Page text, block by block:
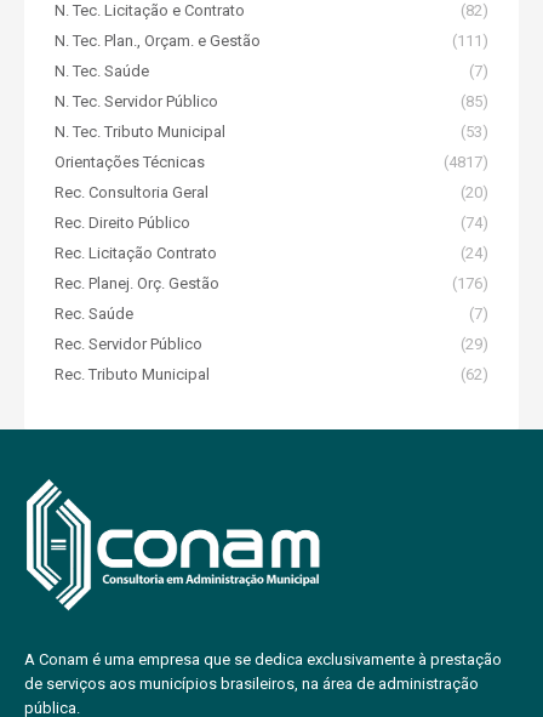
N. Tec. Licitação e Contrato
(82)
N. Tec. Plan., Orçam. e Gestão
(111)
N. Tec. Saúde
(7)
N. Tec. Servidor Público
(85)
N. Tec. Tributo Municipal
(53)
Orientações Técnicas
(4817)
Rec. Consultoria Geral
(20)
Rec. Direito Público
(74)
Rec. Licitação Contrato
(24)
Rec. Planej. Orç. Gestão
(176)
Rec. Saúde
(7)
Rec. Servidor Público
(29)
Rec. Tributo Municipal
(62)
A Conam é uma empresa que se dedica exclusivamente à prestação
de serviços aos municípios brasileiros, na área de administração
pública.